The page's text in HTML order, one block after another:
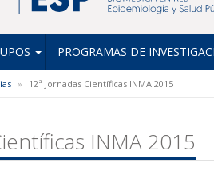
PROGRAMAS DE
12ª Jornadas Científicas INMA 2015
INMA 2015